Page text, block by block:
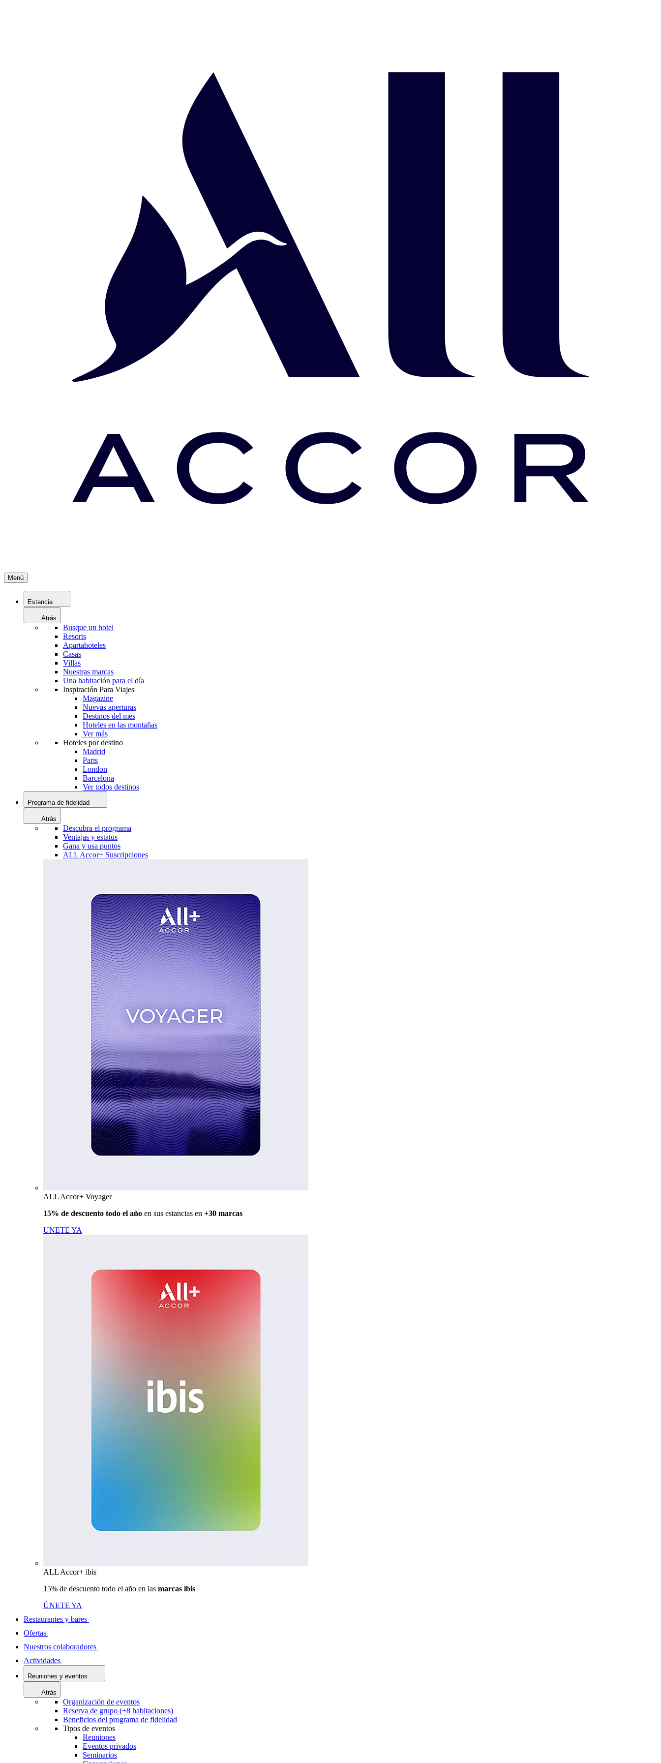
Menú
Estancia
Atrás
Busque un hotel
Resorts
Apartahoteles
Casas
Villas
Nuestras marcas
Una habitación para el día
Inspiración Para Viajes
Magazine
Nuevas aperturas
Destinos del mes
Hoteles en las montañas
Ver más
Hoteles por destino
Madrid
Paris
London
Barcelona
Ver todos destinos
Programa de fidelidad
Atrás
Descubra el programa
Ventajas y estatus
Gana y usa puntos
ALL Accor+ Suscripciones
ALL Accor+ Voyager
15% de descuento todo el año en sus estancias en +30 marcas
UNETE YA
ALL Accor+ ibis
15% de descuento todo el año en las marcas ibis
ÚNETE YA
Restaurantes y bares
Ofertas
Nuestros colaboradores
Actividades
Reuniones y eventos
Atrás
Organización de eventos
Reserva de grupo (+8 habitaciones)
Beneficios del programa de fidelidad
Tipos de eventos
Reuniones
Eventos privados
Seminarios